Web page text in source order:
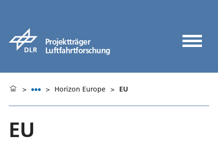
Projektträger
Luftfahrtforschung
> > Horizon Europe > EU
EU